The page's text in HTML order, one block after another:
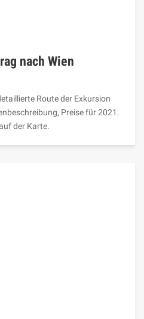
nach Wien
Route der Exkursion
Preise für 2021.
der Karte.